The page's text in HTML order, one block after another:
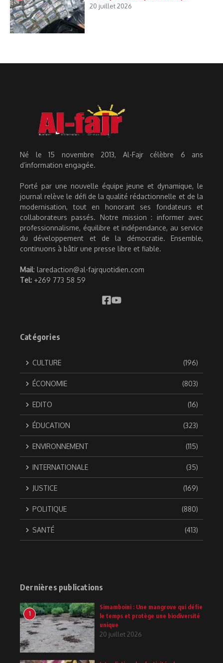
20 juillet 2026
Né le 15 novembre 2013, Al-Fajr célèbre 6 ans
d’information engagée.
Porté par une nouvelle équipe jeune et dynamique, le
journal relève le défi de la qualité rédactionnelle et de la
modernisation, tout en honorant ses fondateurs et
collaborateurs passés. Notre mission : informer avec
professionnalisme, équilibre et indépendance, au service
du développement et de la démocratie. Ensemble,
continuons à bâtir une presse libre et fiable.
Mail: laredaction@al-fajrquotidien.com
Tel: +269 773 58 59
Catégories
CULTURE (196)
ÉCONOMIE (803)
EDITO (16)
ÉDUCATION (323)
ENVIRONNEMENT (115)
INTERNATIONALE (35)
JUSTICE (169)
POLITIQUE (880)
SANTÉ (413)
Dernières publications
1
Simamboini : Une mangrove qui défie
le temps et protège une biodiversité
unique
20 juillet 2026